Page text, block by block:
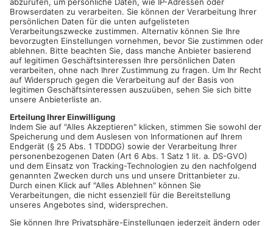
Der Rastplatz-Check
26.07.2026, 06:00 UHR IN
PRIMASONNTAG
25.07.2026, 06:00 UHR IN
PRIMASONNTAG